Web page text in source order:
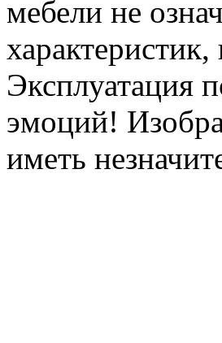
мебели не
Эксплуатация
эмоций!
иметь